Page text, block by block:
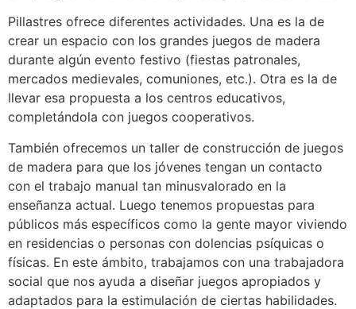
Pillastres ofrece diferentes actividades. Una es la de
crear un espacio con los grandes juegos de madera
durante algún evento festivo (fiestas patronales,
mercados medievales, comuniones, etc.). Otra es la de
llevar esa propuesta a los centros educativos,
completándola con juegos cooperativos.
También ofrecemos un taller de construcción de juegos
de madera para que los jóvenes tengan un contacto
con el trabajo manual tan minusvalorado en la
enseñanza actual. Luego tenemos propuestas para
públicos más específicos como la gente mayor viviendo
en residencias o personas con dolencias psíquicas o
físicas. En este ámbito, trabajamos con una trabajadora
social que nos ayuda a diseñar juegos apropiados y
adaptados para la estimulación de ciertas habilidades.